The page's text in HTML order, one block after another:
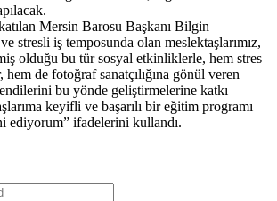
Mersin Barosu Başkanı Bilgin
stresli iş temposunda olan meslektaşlarımız,
olduğu bu tür sosyal etkinliklerle, hem stres
de fotoğraf sanatçılığına gönül veren
bu yönde geliştirmelerine katkı
keyifli ve başarılı bir eğitim programı
ediyorum” ifadelerini kullandı.